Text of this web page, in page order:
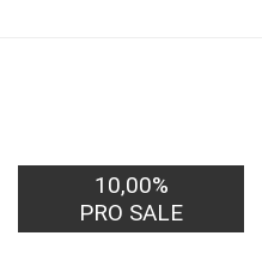
10,00%
PRO SALE